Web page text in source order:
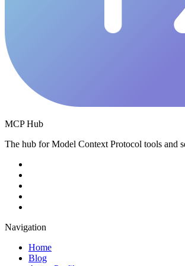
MCP Hub
The hub for Model Context Protocol tools and
Navigation
Home
Blog